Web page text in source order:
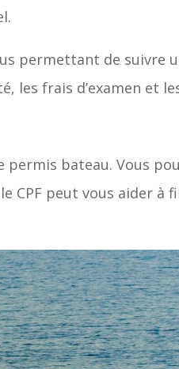
permettant de suivre
les frais d’examen et
bateau. Vous
CPF peut vous aider à